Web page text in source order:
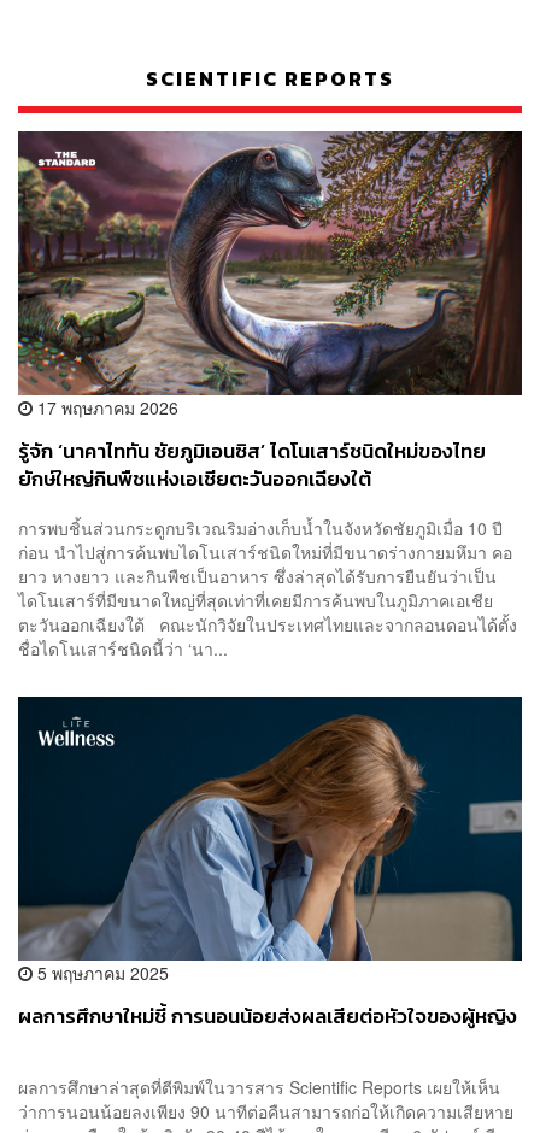
SCIENTIFIC REPORTS
17 พฤษภาคม 2026
รู้จัก ‘นาคาไททัน ชัยภูมิเอนซิส’ ไดโนเสาร์ชนิดใหม่ของไทย
ยักษ์ใหญ่กินพืชแห่งเอเชียตะวันออกเฉียงใต้
การพบชิ้นส่วนกระดูกบริเวณริมอ่างเก็บน้ำในจังหวัดชัยภูมิเมื่อ 10 ปี
ก่อน นำไปสู่การค้นพบไดโนเสาร์ชนิดใหม่ที่มีขนาดร่างกายมหึมา คอ
ยาว หางยาว และกินพืชเป็นอาหาร ซึ่งล่าสุดได้รับการยืนยันว่าเป็น
ไดโนเสาร์ที่มีขนาดใหญ่ที่สุดเท่าที่เคยมีการค้นพบในภูมิภาคเอเชีย
ตะวันออกเฉียงใต้ คณะนักวิจัยในประเทศไทยและจากลอนดอนได้ตั้ง
ชื่อไดโนเสาร์ชนิดนี้ว่า ‘นา...
5 พฤษภาคม 2025
ผลการศึกษาใหม่ชี้ การนอนน้อยส่งผลเสียต่อหัวใจของผู้หญิง
ผลการศึกษาล่าสุดที่ตีพิมพ์ในวารสาร Scientific Reports เผยให้เห็น
ว่าการนอนน้อยลงเพียง 90 นาทีต่อคืนสามารถก่อให้เกิดความเสียหาย